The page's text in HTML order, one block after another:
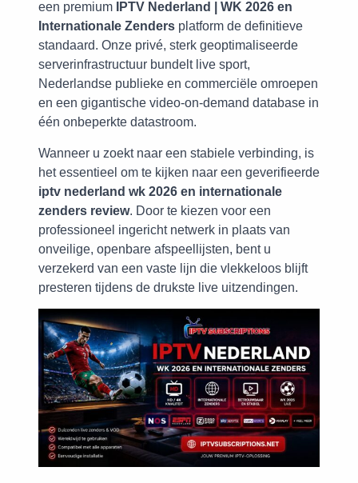
een premium
IPTV Nederland | WK 2026 en
Internationale Zenders platform de definitieve
standaard. Onze privé, sterk geoptimaliseerde
serverinfrastructuur bundelt live sport,
Nederlandse publieke en commerciële omroepen
en een gigantische video-on-demand database in
één onbeperkte datastroom.
Wanneer u zoekt naar een stabiele verbinding, is
het essentieel om te kijken naar een geverifieerde
iptv nederland wk 2026 en internationale
zenders review. Door te kiezen voor een
professioneel ingericht netwerk in plaats van
onveilige, openbare afspeellijsten, bent u
verzekerd van een vaste lijn die vlekkeloos blijft
presteren tijdens de drukste live uitzendingen.